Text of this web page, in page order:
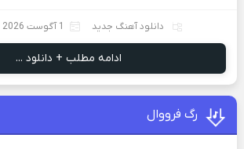
دانلود آهنگ جدید 1 آگوست 2026
ادامه مطلب + دانلود ...
رگ فرووال